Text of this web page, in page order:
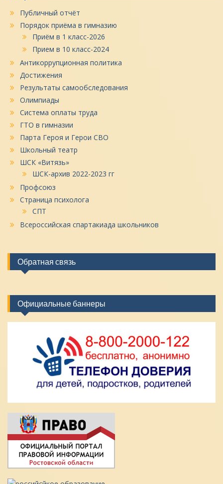
Публичный отчёт
Порядок приёма в гимназию
Приём в 1 класс-2026
Прием в 10 класс-2024
Антикоррупционная политика
Достижения
Результаты самообследования
Олимпиады
Система оплаты труда
ГТО в гимназии
Парта Героя и Герои СВО
Школьный театр
ШСК «Витязь»
ШСК-архив 2022-2023 гг
Профсоюз
Страница психолога
СПТ
Всероссийская спартакиада школьников
Обратная связь
Официальные баннеры